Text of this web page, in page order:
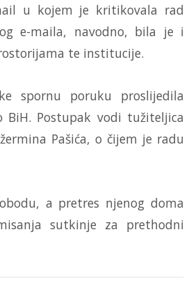
u kojem je kritikovala rad
e-maila, navodno, bila je i
te institucije.
spornu poruku proslijedila
BiH. Postupak vodi tužiteljica
Pašića, o čijem je radu
a pretres njenog doma
sutkinje za prethodni